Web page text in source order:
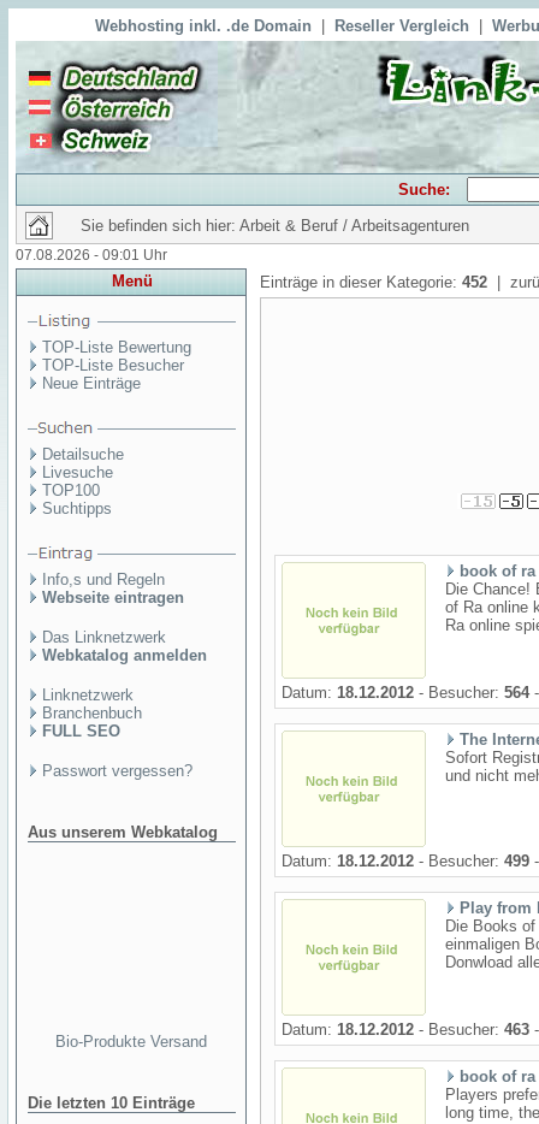
Webhosting inkl. .de Domain Reseller Vergleich
Suche:
Sie befinden sich hier: Arbeit & Beruf / Arbeitsagenturen
07.08.2026 - 09:01 Uhr
Menü
TOP-Liste Bewertung
TOP-Liste Besucher
Neue Einträge
Detailsuche
Livesuche
TOP100
Suchtipps
Info,s und Regeln
Webseite eintragen
Das Linknetzwerk
Webkatalog anmelden
Linknetzwerk
Branchenbuch
FULL SEO
Passwort vergessen?
Aus unserem Webkatalog
Bio-Produkte Versand
Die letzten 10 Einträge
Einträge in dieser Kategorie: 452 |
book of
Die Chance!
of Ra online
Ra online
Datum: 18.12.2012 - Besucher: 564-
The
Sofort
und nicht
Datum: 18.12.2012 - Besucher: 499
Play from
Die Books
einmaligen
Donwload
Datum: 18.12.2012 - Besucher: 463
book of
Players
long time,